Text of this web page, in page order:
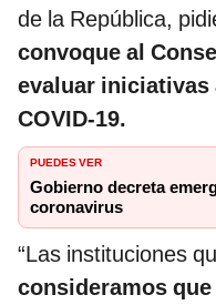
de la República,
convoque al
evaluar iniciativas
COVID-19.
PUEDES VER
Gobierno decreta
coronavirus
“Las instituciones
consideramos